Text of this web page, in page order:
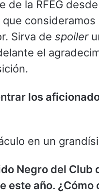
de la RFEG
Sirva de spoiler
el
los
en un
Negro del Club
este año.